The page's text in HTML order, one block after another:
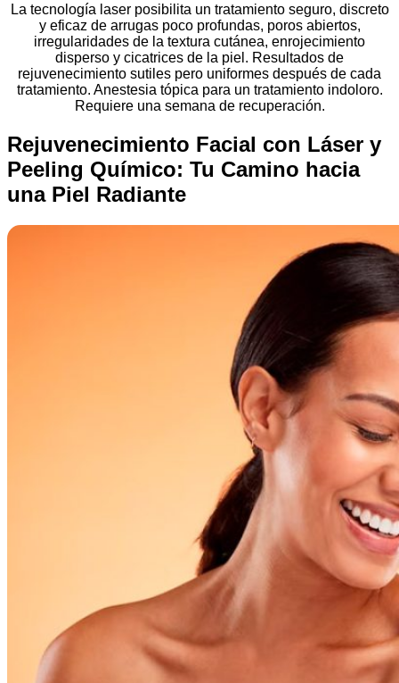
La tecnología laser posibilita un tratamiento seguro, discreto
y eficaz de arrugas poco profundas, poros abiertos,
irregularidades de la textura cutánea, enrojecimiento
disperso y cicatrices de la piel. Resultados de
rejuvenecimiento sutiles pero uniformes después de cada
tratamiento. Anestesia tópica para un tratamiento indoloro.
Requiere una semana de recuperación.
Rejuvenecimiento Facial con Láser y
Peeling Químico: Tu Camino hacia
una Piel Radiante